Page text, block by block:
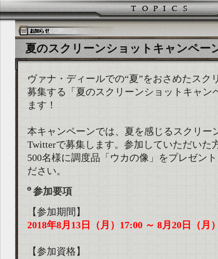
夏のスクリーンショットキャンペー
ヴァナ・ディールでの“夏”をおさめたスク
募集する「夏のスクリーンショットキャン
ます！
本キャンペーンでは、夏を感じるスクリー
Twitterで募集します。参加していただいた
500名様に調度品「ウカの像」をプレゼン
ださい。
参加要項
【参加期間】
2018年8月13日（月）17:00 ～ 8月20日（月
【参加資格】